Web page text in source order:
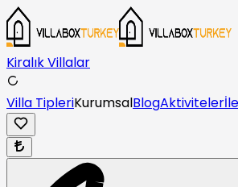
Kiralık Villalar
Villa TipleriKurumsalBlogAktiviteler